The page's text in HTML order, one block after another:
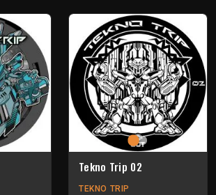
Tekno Trip 02
TEKNO TRIP